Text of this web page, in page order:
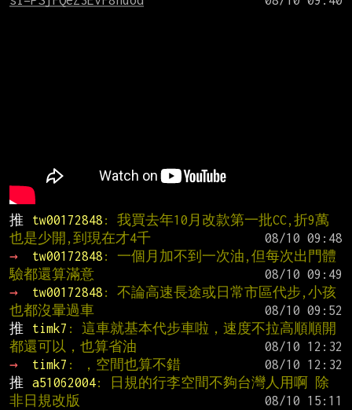
推 tw00172848 : 我買去年10月改款第一批CC,折9萬
也是少開,到現在才4千
→
tw00172848 : 一個月加不到一次油,但每次出門體
驗都還算滿意
→
tw00172848 : 不論高速長途或日常市區代步,小孩
也都沒暈過車
推
timk7 : 這車就基本代步車啦，速度不拉高順順開
都還可以，也算省油
→
timk7 : ，空間也算不錯
推
a51062004: 日規的行李空間不夠台灣人用啊 除
非日規改版